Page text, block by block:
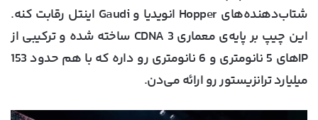
شتاب‌دهنده‌های Hopper انویدیا و Gaudi اینتل رقابت کنه.
این چیپ بر پایه‌ی معماری CDNA 3 ساخته شده و ترکیبی از
IP‌های 5 نانومتری و 6 نانومتری رو داره که با هم حدود 153
میلیارد ترانزیستور رو ارائه می‌دن.